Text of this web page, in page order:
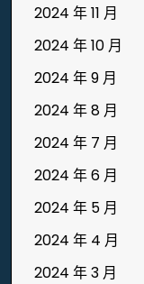
2024 年 11 月
2024 年 10 月
2024 年 9 月
2024 年 8 月
2024 年 7 月
2024 年 6 月
2024 年 5 月
2024 年 4 月
2024 年 3 月